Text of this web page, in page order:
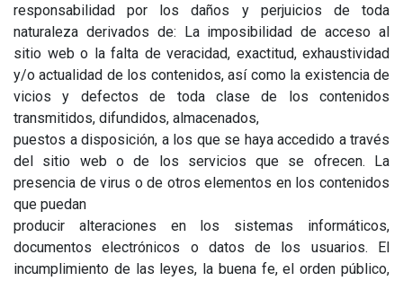
responsabilidad por los daños y perjuicios de toda
naturaleza derivados de: La imposibilidad de acceso al
sitio web o la falta de veracidad, exactitud, exhaustividad
y/o actualidad de los contenidos, así como la existencia de
vicios y defectos de toda clase de los contenidos
transmitidos, difundidos, almacenados,
puestos a disposición, a los que se haya accedido a través
del sitio web o de los servicios que se ofrecen. La
presencia de virus o de otros elementos en los contenidos
que puedan
producir alteraciones en los sistemas informáticos,
documentos electrónicos o datos de los usuarios. El
incumplimiento de las leyes, la buena fe, el orden público,